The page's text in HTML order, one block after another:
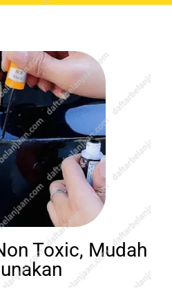
Toxic, Mudah